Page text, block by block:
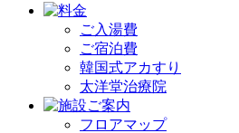
ご入湯費
ご宿泊費
韓国式アカすり
太洋堂治療院
フロアマップ